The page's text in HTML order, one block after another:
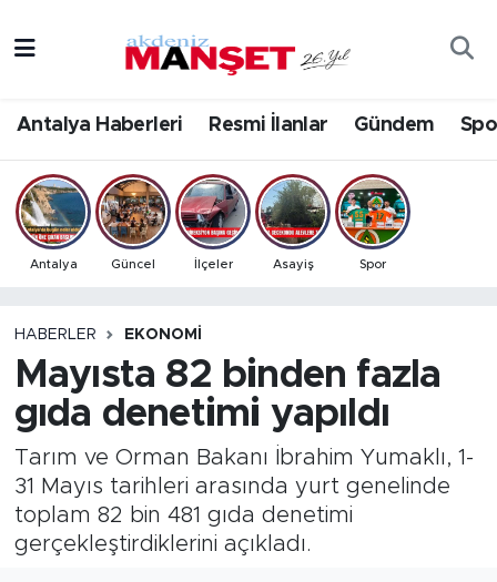
Antalya Haberleri Resmi İlanlar Gündem
Antalya Güncel İlçeler Asayiş Spor
HABERLER EKONOMI
Mayısta 82 binden fazla
gıda denetimi yapıldı
Tarım ve Orman Bakanı İbrahim Yumaklı, 1-
31 Mayıs tarihleri arasında yurt genelinde
toplam 82 bin 481 gıda denetimi
gerçekleştirdiklerini açıkladı.
Bilim & Teknoloji
Eğitim
Ekonomi
Gündem
İlçeler
Kültür- Sanat
Magazin
Antalya Hava Durumu
Antalya Namaz Vakitleri
Antalya Trafik Yoğunluk Haritası
Tüm Manşetler
Son Dakika Haberleri
Haber Arşivi